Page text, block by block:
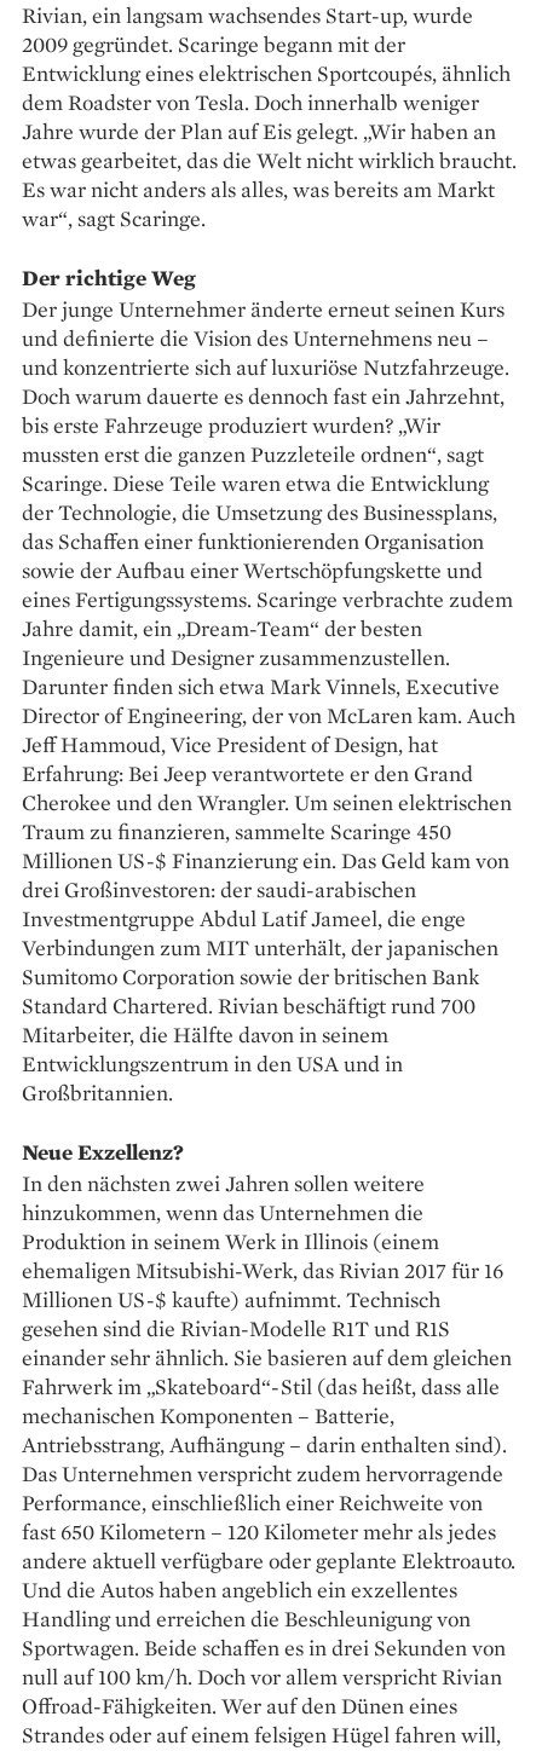
Rivian, ein langsam wachsendes Start-up, wurde
2009 gegründet. Scaringe begann mit der
Entwicklung eines elektrischen Sportcoupés, ähnlich
dem Roadster von Tesla. Doch innerhalb weniger
Jahre wurde der Plan auf Eis gelegt. „Wir haben an
etwas gearbeitet, das die Welt nicht wirklich braucht.
Es war nicht anders als alles, was bereits am Markt
war“, sagt Scaringe.
Der richtige Weg
Der junge Unternehmer änderte erneut seinen Kurs
und definierte die Vision des Unternehmens neu –
und konzentrierte sich auf luxuriöse Nutzfahrzeuge.
Doch warum dauerte es dennoch fast ein Jahrzehnt,
bis erste Fahrzeuge produziert wurden? „Wir
mussten erst die ganzen Puzzleteile ordnen“, sagt
Scaringe. Diese Teile waren etwa die Entwicklung
der Technologie, die Umsetzung des Businessplans,
das Schaffen einer funktionierenden Organisation
sowie der Aufbau einer Wertschöpfungskette und
eines Fertigungssystems. Scaringe verbrachte zudem
Jahre damit, ein „Dream-Team“ der besten
Ingenieure und Designer zusammenzustellen.
Darunter finden sich etwa Mark Vinnels, Executive
Director of Engineering, der von McLaren kam. Auch
Jeff Hammoud, Vice President of Design, hat
Erfahrung: Bei Jeep verantwortete er den Grand
Cherokee und den Wrangler. Um seinen elek­trischen
Traum zu finanzieren, sammelte Scaringe 450
Millionen US-$ Finanzierung ein. Das Geld kam von
drei Großinvestoren: der saudi-arabischen
Investmentgruppe Abdul Latif Jameel, die enge
Verbindungen zum MIT unterhält, der japanischen
Sumitomo Corporation sowie der britischen Bank
Standard Chartered. Rivian beschäftigt rund 700
Mitarbeiter, die Hälfte davon in seinem
Entwicklungszentrum in den USA und in
Großbritannien.
Neue Exzellenz?
In den nächsten zwei Jahren sollen weitere
hinzukommen, wenn das Unternehmen die
Produktion in seinem Werk in Illinois (einem
ehemaligen Mitsubishi-Werk, das Rivian 2017 für 16
Millionen US-$ kaufte) aufnimmt. Technisch
gesehen sind die Rivian-Modelle R1T und R1S
einander sehr ähnlich. Sie basieren auf dem gleichen
Fahrwerk im „Skateboard“-Stil (das heißt, dass alle
mechanischen Komponenten – Batterie,
Antriebsstrang, Aufhängung – darin enthalten sind).
Das Unternehmen verspricht zudem hervorragende
Performance, einschließlich einer Reichweite von
fast 650 Kilometern – 120 Kilometer mehr als jedes
andere aktuell verfügbare oder geplante Elektroauto.
Und die Autos haben angeblich ein exzellentes
Handling und erreichen die Beschleunigung von
Sportwagen. Beide schaffen es in drei Sekunden von
null auf 100 km/h. Doch vor allem verspricht Rivian
Offroad-Fähigkeiten. Wer auf den Dünen eines
Strandes oder auf einem felsigen Hügel fahren will,